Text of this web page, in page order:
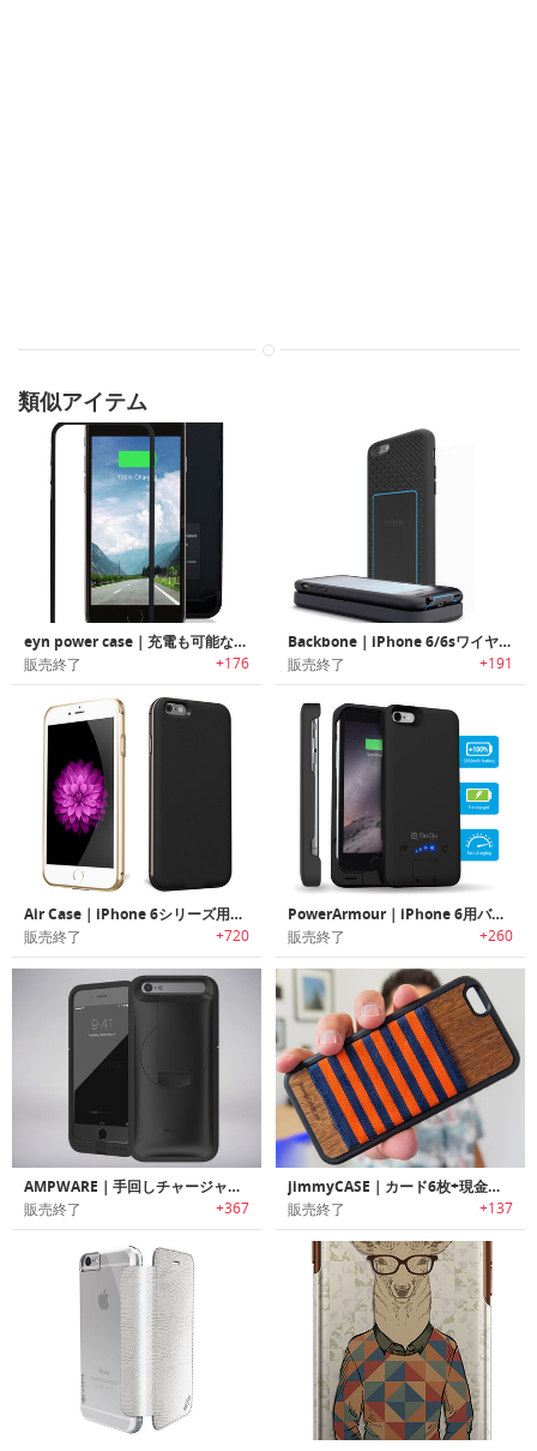
類似アイテム
eyn power case｜充電も可能なパワフルiPhone 6/6s専用ケース「エンパワーケース」
販売終了 +176
Backbone｜iPhone 6/6sワイヤレス充電ケース「バックボーン」
販売終了 +191
Air Case｜iPhone 6シリーズ用スリムバッテリーケース「エアーケース」
販売終了 +720
PowerArmour｜iPhone 6用バッテリーケース
販売終了 +260
AMPWARE｜手回しチャージャー搭載iPhone 6/6sケース「アンプウェア」
販売終了 +367
jimmyCASE｜カード6枚+現金も収納可能なiPhone 6/6S用ウォレットケース「ジミーケース」
販売終了 +137